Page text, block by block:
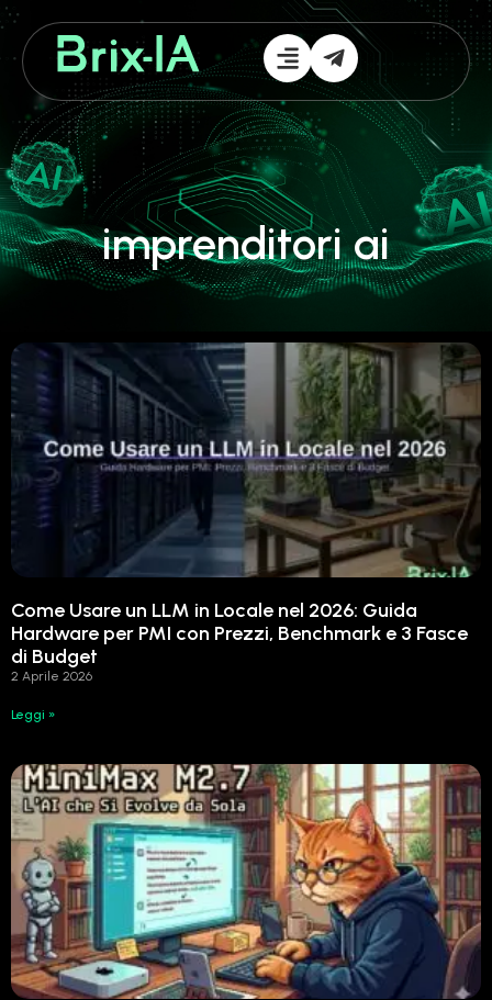
imprenditori ai
Come Usare un LLM in Locale nel 2026: Guida
Hardware per PMI con Prezzi, Benchmark e 3 Fasce
di Budget
2 Aprile 2026
Leggi »